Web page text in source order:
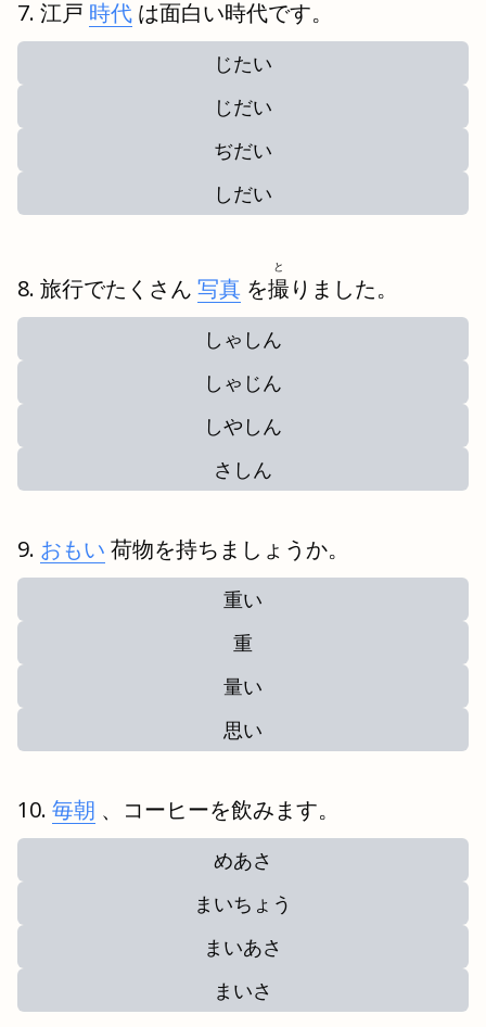
江戸 時代 は面白い時代です。
じたい
じだい
ぢだい
しだい
旅行でたくさん 写真 を撮
と
りました。
しゃしん
しゃじん
しやしん
さしん
おもい 荷物を持ちましょうか。
重い
重
量い
思い
毎朝 、コーヒーを飲みます。
めあさ
まいちょう
まいあさ
まいさ